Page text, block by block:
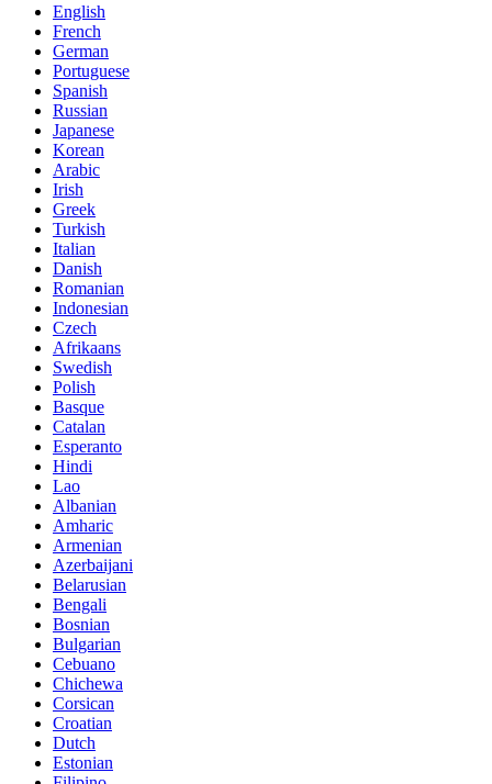
English
French
German
Portuguese
Spanish
Russian
Japanese
Korean
Arabic
Irish
Greek
Turkish
Italian
Danish
Romanian
Indonesian
Czech
Afrikaans
Swedish
Polish
Basque
Catalan
Esperanto
Hindi
Lao
Albanian
Amharic
Armenian
Azerbaijani
Belarusian
Bengali
Bosnian
Bulgarian
Cebuano
Chichewa
Corsican
Croatian
Dutch
Estonian